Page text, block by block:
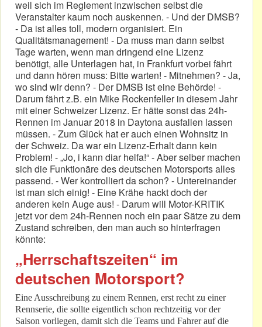
weil sich im Reglement inzwischen selbst die
Veranstalter kaum noch auskennen. - Und der DMSB?
- Da ist alles toll, modern organisiert. Ein
Qualitätsmanagement! - Da muss man dann selbst
Tage warten, wenn man dringend eine Lizenz
benötigt, alle Unterlagen hat, in Frankfurt vorbei fährt
und dann hören muss: Bitte warten! - Mitnehmen? - Ja,
wo sind wir denn? - Der DMSB ist eine Behörde! -
Darum fährt z.B. ein Mike Rockenfeller in diesem Jahr
mit einer Schweizer Lizenz. Er hätte sonst das 24h-
Rennen im Januar 2018 in Daytona ausfallen lassen
müssen. - Zum Glück hat er auch einen Wohnsitz in
der Schweiz. Da war ein Lizenz-Erhalt dann kein
Problem! - „Jo, i kann diar helfa!“ - Aber selber machen
sich die Funktionäre des deutschen Motorsports alles
passend. - Wer kontrolliert da schon? - Untereinander
ist man sich einig! - Eine Krähe hackt doch der
anderen kein Auge aus! - Darum will Motor-KRITIK
jetzt vor dem 24h-Rennen noch ein paar Sätze zu dem
Zustand schreiben, den man auch so hinterfragen
könnte:
„Herrschaftszeiten“ im
deutschen Motorsport?
Eine Ausschreibung zu einem Rennen, erst recht zu einer
Rennserie, die sollte eigentlich schon rechtzeitig vor der
Saison vorliegen, damit sich die Teams und Fahrer auf die